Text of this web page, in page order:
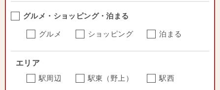
グルメ・ショッピング・泊まる
グルメ
ショッピング 泊まる
エリア
駅周辺 駅東（野上）
駅西